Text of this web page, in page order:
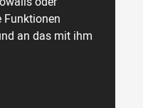
Funktionen
an das mit ihm